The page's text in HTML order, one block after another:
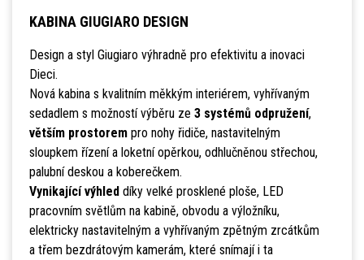
KABINA GIUGIARO DESIGN
Design a styl Giugiaro výhradně pro efektivitu a inovaci
Dieci.
Nová kabina s kvalitním měkkým interiérem, vyhřívaným
sedadlem s možností výběru ze 3 systémů odpružení,
větším prostorempro nohy řidiče, nastavitelným
sloupkem řízení a loketní opěrkou, odhlučněnou střechou,
palubní deskou a koberečkem.
Vynikající výhled díky velké prosklené ploše, LED
pracovním světlům na kabině, obvodu a výložníku,
elektricky nastavitelným a vyhřívaným zpětným zrcátkům
a třem bezdrátovým kamerám, které snímají i ta